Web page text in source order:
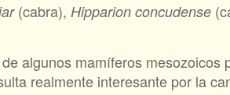
(cabra), Hipparion concudense
algunos mamíferos mesozoicos
realmente interesante por la